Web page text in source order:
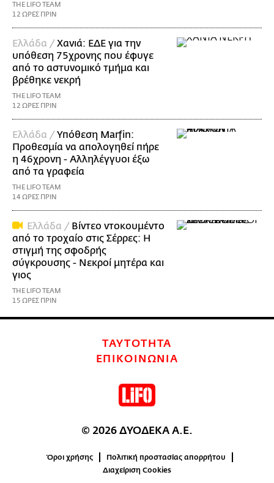
THE LIFO TEAM
12 ΩΡΕΣ ΠΡΙΝ
Ελλάδα / Χανιά: ΕΔΕ για την
υπόθεση 75χρονης που έφυγε
από το αστυνομικό τμήμα και
βρέθηκε νεκρή
THE LIFO TEAM
12 ΩΡΕΣ ΠΡΙΝ
Ελλάδα / Υπόθεση Marfin:
Προθεσμία να απολογηθεί πήρε
η 46χρονη - Αλληλέγγυοι έξω
από τα γραφεία
THE LIFO TEAM
14 ΩΡΕΣ ΠΡΙΝ
Ελλάδα / Βίντεο ντοκουμέντο
από το τροχαίο στις Σέρρες: Η
στιγμή της σφοδρής
σύγκρουσης - Νεκροί μητέρα και
γιος
THE LIFO TEAM
15 ΩΡΕΣ ΠΡΙΝ
ΤΑΥΤΟΤΗΤΑ
ΕΠΙΚΟΙΝΩΝΙΑ
© 2026 ΔΥΟΔΕΚΑ Α.Ε.
Όροι χρήσης
Πολιτική προστασίας απορρήτου
Διαχείριση Cookies